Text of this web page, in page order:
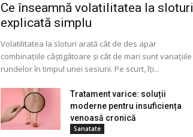
Ce înseamnă volatilitatea la sloturi
explicată simplu
Volatilitatea la sloturi arată cât de des apar
combinațiile câștigătoare și cât de mari sunt variațiile
rundelor în timpul unei sesiuni. Pe scurt, îți...
Tratament varice: soluții
moderne pentru insuficiența
venoasă cronică
Sanatate